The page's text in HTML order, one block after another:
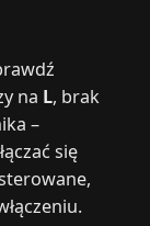
na L, brak
–
się